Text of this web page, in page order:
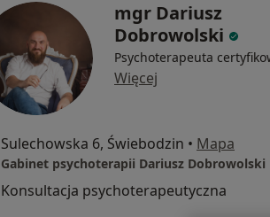
mgr Dariusz
Dobrowolski
Psychoterapeuta
Więcej
Sulechowska 6, Świebodzin • Mapa
Gabinet psychoterapii Dariusz Dobrowolski
Konsultacja psychoterapeutyczna